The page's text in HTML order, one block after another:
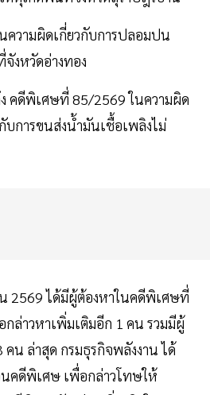
วามผิดเกี่ยวกับการปลอมปน
งหวัดอ่างทอง
คดีพิเศษที่ 85/2569 ในความผิด
บการขนส่งน้ำมันเชื้อเพลิงไม่
2569 ได้มีผู้ต้องหาในคดีพิเศษที่
ล่าวหาเพิ่มเติมอีก 1 คน รวมมีผู้
น ล่าสุด กรมธุรกิจพลังงาน ได้
คดีพิเศษ เพื่อกล่าวโทษให้